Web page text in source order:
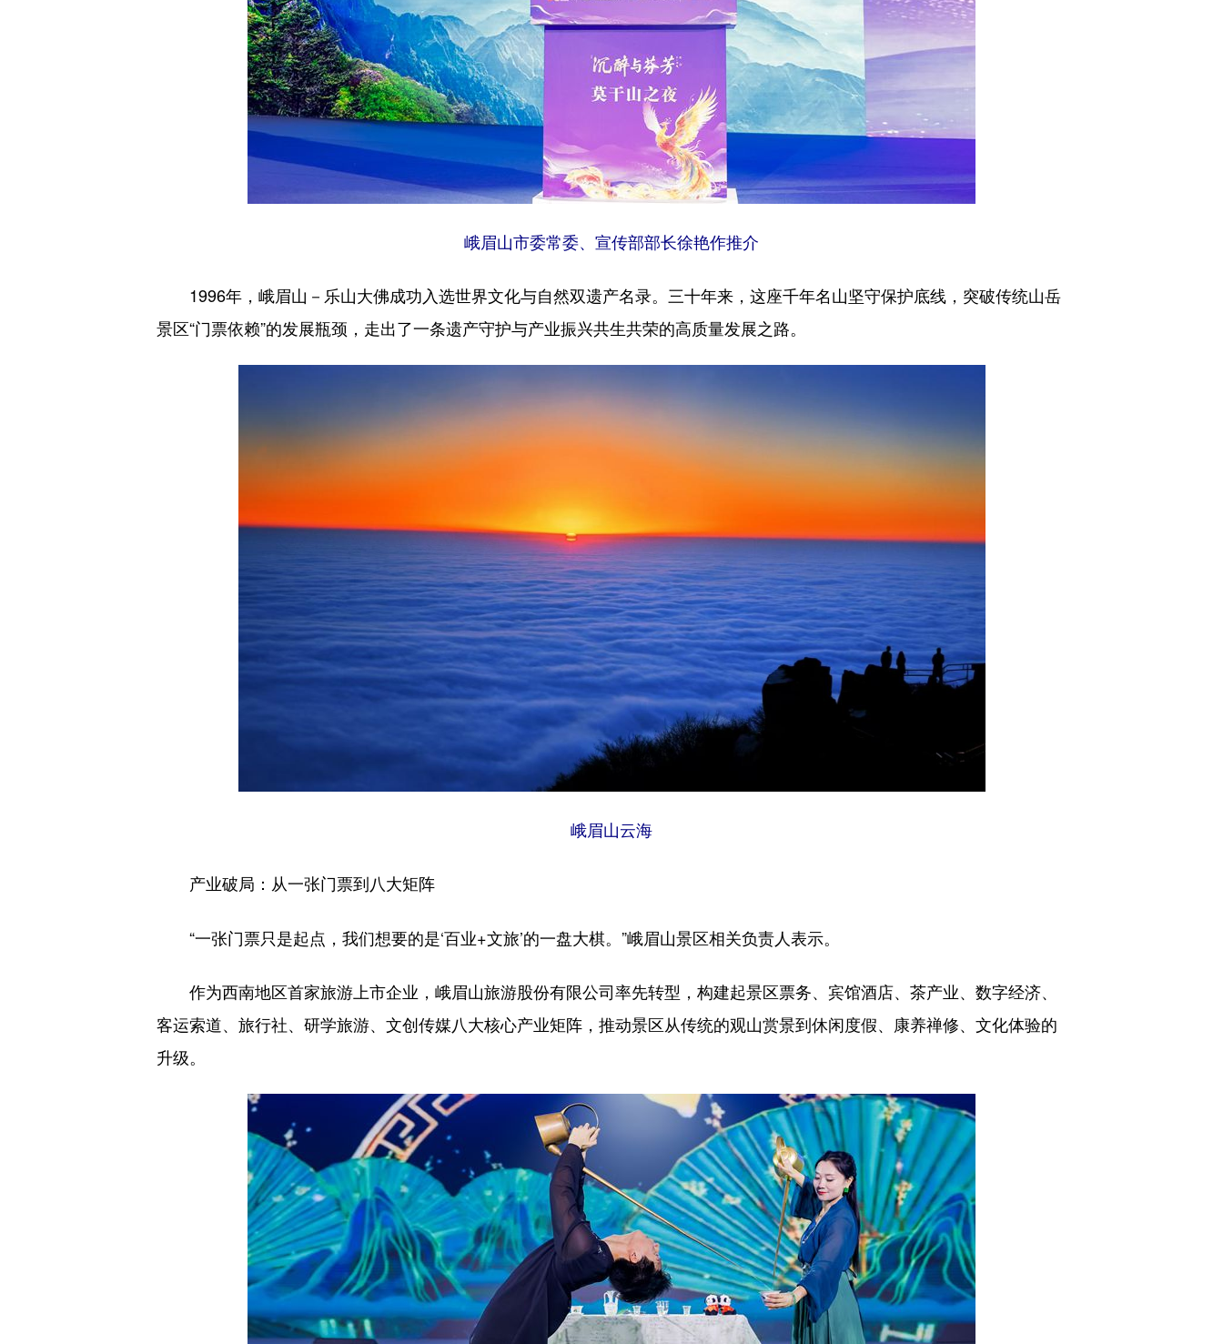
峨眉山市委常委、宣传部部长徐艳作推介
1996年，峨眉山－乐山大佛成功入选世界文化与自然双遗产名录。三十年来，这座千年名山坚守保护底线，突破传统山岳
景区“门票依赖”的发展瓶颈，走出了一条遗产守护与产业振兴共生共荣的高质量发展之路。
峨眉山云海
产业破局：从一张门票到八大矩阵
“一张门票只是起点，我们想要的是‘百业+文旅’的一盘大棋。”峨眉山景区相关负责人表示。
作为西南地区首家旅游上市企业，峨眉山旅游股份有限公司率先转型，构建起景区票务、宾馆酒店、茶产业、数字经济、
客运索道、旅行社、研学旅游、文创传媒八大核心产业矩阵，推动景区从传统的观山赏景到休闲度假、康养禅修、文化体验的
升级。